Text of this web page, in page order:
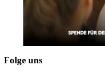
Folge uns